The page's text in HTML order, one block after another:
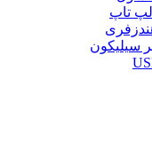
لپ تاپ
سیلیکون